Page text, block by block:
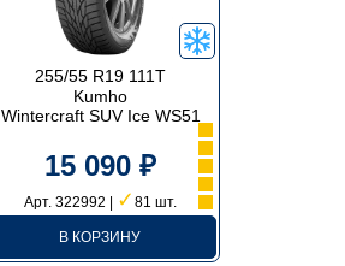
255/55 R19 111T
Kumho
Wintercraft SUV Ice WS51
15 090 ₽
Арт. 322992 | ✓ 81 шт.
В КОРЗИНУ